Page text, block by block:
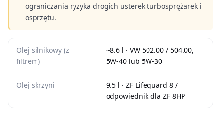
ograniczania ryzyka drogich usterek turbosprężarek i
osprzętu.
Olej silnikowy (z
filtrem)
~8.6 l · VW 502.00 / 504.00,
5W-40 lub 5W-30
Olej skrzyni
9.5 l · ZF Lifeguard 8 /
odpowiednik dla ZF 8HP